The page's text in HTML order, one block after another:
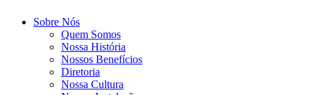
Sobre Nós
Quem Somos
Nossa História
Nossos Benefícios
Diretoria
Nossa Cultura